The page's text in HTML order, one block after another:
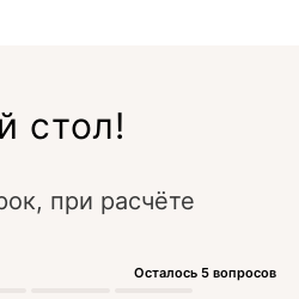
стол!
при расчёте
Осталось 5 вопросов